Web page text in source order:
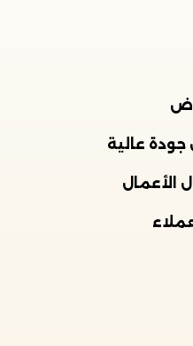
جودة عالية
الأعمال